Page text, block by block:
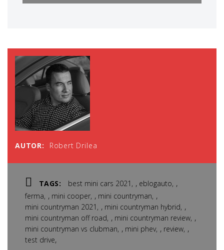
AUTOR: Robert Drilea
TAGS: best mini cars 2021 , eblogauto ,
ferma , mini cooper , mini countryman ,
mini countryman 2021 , mini countryman hybrid ,
mini countryman off road , mini countryman review ,
mini countryman vs clubman , mini phev , review ,
test drive,